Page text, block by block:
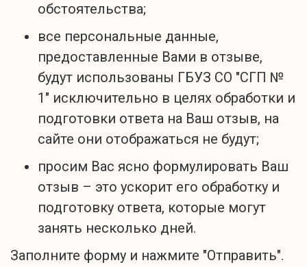
обстоятельства;
все персональные данные,
предоставленные Вами в отзыве,
будут использованы ГБУЗ СО "СГП №
1" исключительно в целях обработки и
подготовки ответа на Ваш отзыв, на
сайте они отображаться не будут;
просим Вас ясно формулировать Ваш
отзыв – это ускорит его обработку и
подготовку ответа, которые могут
занять несколько дней.
Заполните форму и нажмите "Отправить".